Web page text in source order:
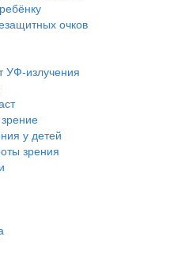
очков
УФ-излучения
у детей
зрения